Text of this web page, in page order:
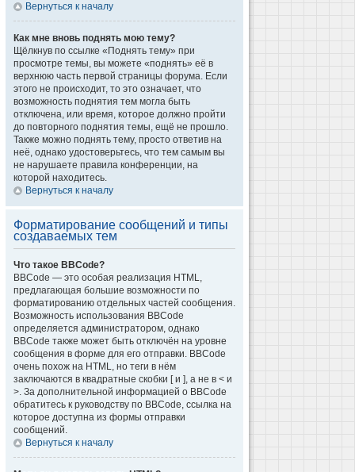
Вернуться к началу
Как мне вновь поднять мою тему?
Щёлкнув по ссылке «Поднять тему» при
просмотре темы, вы можете «поднять» её в
верхнюю часть первой страницы форума. Если
этого не происходит, то это означает, что
возможность поднятия тем могла быть
отключена, или время, которое должно пройти
до повторного поднятия темы, ещё не прошло.
Также можно поднять тему, просто ответив на
неё, однако удостоверьтесь, что тем самым вы
не нарушаете правила конференции, на
которой находитесь.
Вернуться к началу
Форматирование сообщений и типы
создаваемых тем
Что такое BBCode?
BBCode — это особая реализация HTML,
предлагающая большие возможности по
форматированию отдельных частей сообщения.
Возможность использования BBCode
определяется администратором, однако
BBCode также может быть отключён на уровне
сообщения в форме для его отправки. BBCode
очень похож на HTML, но теги в нём
заключаются в квадратные скобки [ и ], а не в < и
>. За дополнительной информацией о BBCode
обратитесь к руководству по BBCode, ссылка на
которое доступна из формы отправки
сообщений.
Вернуться к началу